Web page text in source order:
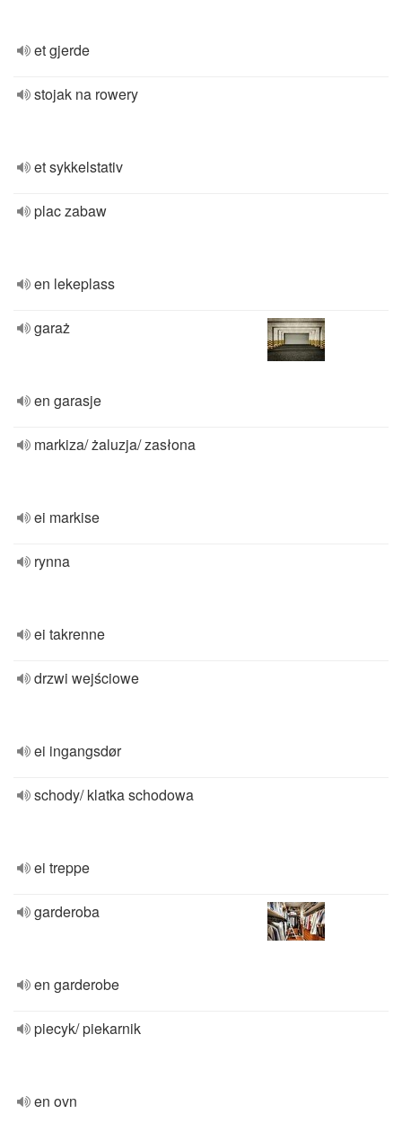
et gjerde
stojak na rowery
et sykkelstativ
plac zabaw
en lekeplass
garaż
en garasje
markiza/ żaluzja/ zasłona
ei markise
rynna
ei takrenne
drzwi wejściowe
ei ingangsdør
schody/ klatka schodowa
ei treppe
garderoba
en garderobe
piecyk/ piekarnik
en ovn